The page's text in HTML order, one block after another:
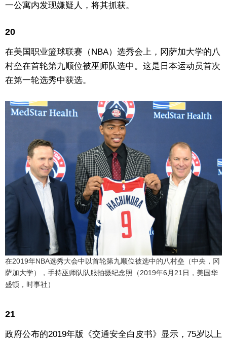
一公寓内发现嫌疑人，将其抓获。
20
在美国职业篮球联赛（NBA）选秀会上，冈萨加大学的八
村垒在首轮第九顺位被巫师队选中。这是日本运动员首次
在第一轮选秀中获选。
在2019年NBA选秀大会中以首轮第九顺位被选中的八村垒（中央，冈
萨加大学），手持巫师队队服拍摄纪念照（2019年6月21日，美国华
盛顿，时事社）
21
政府公布的2019年版《交通安全白皮书》显示，75岁以上